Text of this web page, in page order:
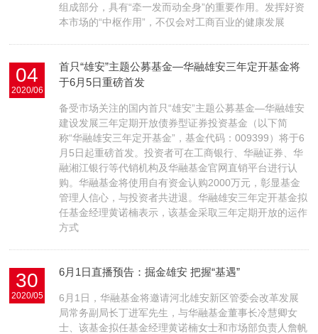
组成部分，具有“牵一发而动全身”的重要作用。发挥好资
本市场的“中枢作用”，不仅会对工商百业的健康发展
04
2020/06
首只“雄安”主题公募基金—华融雄安三年定开基金将
于6月5日重磅首发
备受市场关注的国内首只“雄安”主题公募基金—华融雄安
建设发展三年定期开放债券型证券投资基金（以下简
称“华融雄安三年定开基金”，基金代码：009399）将于6
月5日起重磅首发。投资者可在工商银行、华融证券、华
融湘江银行等代销机构及华融基金官网直销平台进行认
购。华融基金将使用自有资金认购2000万元，彰显基金
管理人信心，与投资者共进退。华融雄安三年定开基金拟
任基金经理黄诺楠表示，该基金采取三年定期开放的运作
方式
30
2020/05
6月1日直播预告：掘金雄安 把握“基遇”
6月1日，华融基金将邀请河北雄安新区管委会改革发展
局常务副局长丁进军先生，与华融基金董事长冷慧卿女
士、该基金拟任基金经理黄诺楠女士和市场部负责人詹帆